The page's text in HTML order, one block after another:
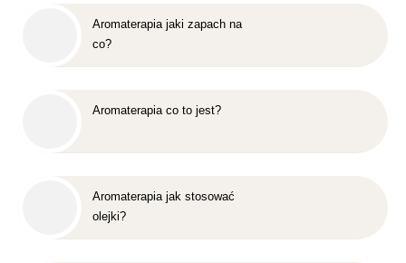
Aromaterapia jaki zapach na
co?
Aromaterapia co to jest?
Aromaterapia jak stosować
olejki?